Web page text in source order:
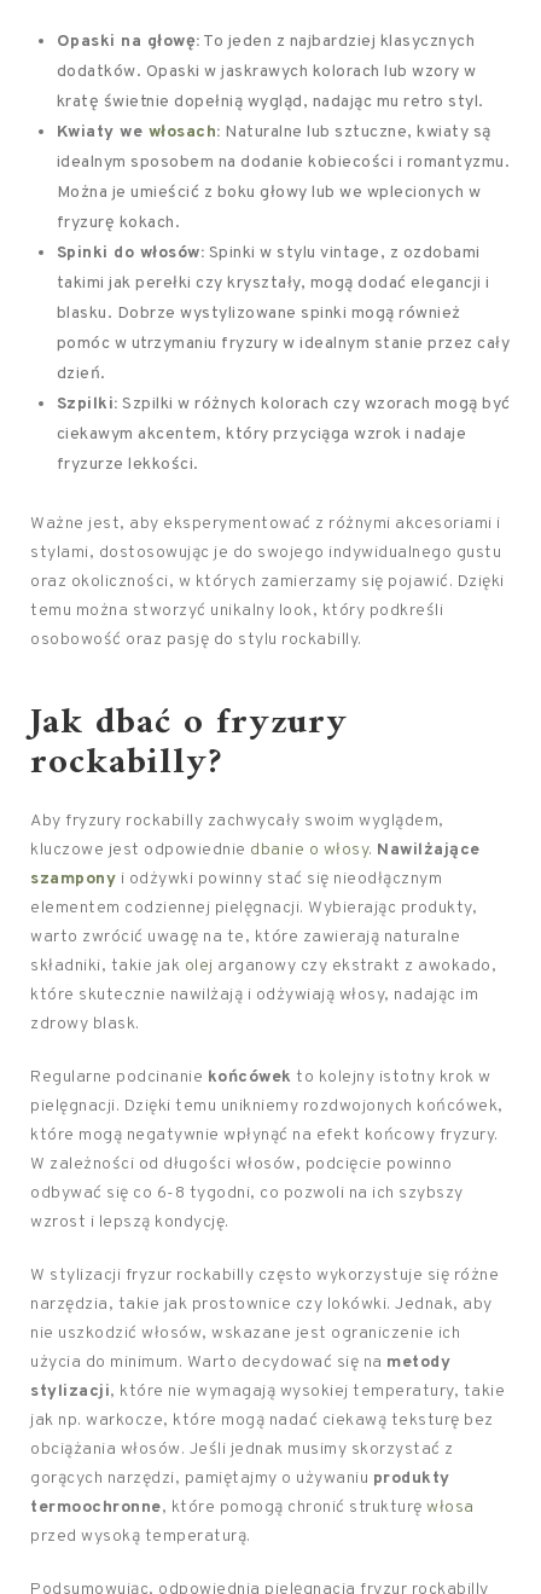
Opaski na głowę: To jeden z najbardziej klasycznych
dodatków. Opaski w jaskrawych kolorach lub wzory w
kratę świetnie dopełnią wygląd, nadając mu retro styl.
Kwiaty we włosach: Naturalne lub sztuczne, kwiaty są
idealnym sposobem na dodanie kobiecości i romantyzmu.
Można je umieścić z boku głowy lub we wplecionych w
fryzurę kokach.
Spinki do włosów: Spinki w stylu vintage, z ozdobami
takimi jak perełki czy kryształy, mogą dodać elegancji i
blasku. Dobrze wystylizowane spinki mogą również
pomóc w utrzymaniu fryzury w idealnym stanie przez cały
dzień.
Szpilki: Szpilki w różnych kolorach czy wzorach mogą być
ciekawym akcentem, który przyciąga wzrok i nadaje
fryzurze lekkości.
Ważne jest, aby eksperymentować z różnymi akcesoriami i
stylami, dostosowując je do swojego indywidualnego gustu
oraz okoliczności, w których zamierzamy się pojawić. Dzięki
temu można stworzyć unikalny look, który podkreśli
osobowość oraz pasję do stylu rockabilly.
Jak dbać o fryzury
rockabilly?
Aby fryzury rockabilly zachwycały swoim wyglądem,
kluczowe jest odpowiednie dbanie o włosy. Nawilżające
szampony i odżywki powinny stać się nieodłącznym
elementem codziennej pielęgnacji. Wybierając produkty,
warto zwrócić uwagę na te, które zawierają naturalne
składniki, takie jak olej arganowy czy ekstrakt z awokado,
które skutecznie nawilżają i odżywiają włosy, nadając im
zdrowy blask.
Regularne podcinanie końcówek to kolejny istotny krok w
pielęgnacji. Dzięki temu unikniemy rozdwojonych końcówek,
które mogą negatywnie wpłynąć na efekt końcowy fryzury.
W zależności od długości włosów, podcięcie powinno
odbywać się co 6-8 tygodni, co pozwoli na ich szybszy
wzrost i lepszą kondycję.
W stylizacji fryzur rockabilly często wykorzystuje się różne
narzędzia, takie jak prostownice czy lokówki. Jednak, aby
nie uszkodzić włosów, wskazane jest ograniczenie ich
użycia do minimum. Warto decydować się na metody
stylizacji, które nie wymagają wysokiej temperatury, takie
jak np. warkocze, które mogą nadać ciekawą teksturę bez
obciążania włosów. Jeśli jednak musimy skorzystać z
gorących narzędzi, pamiętajmy o używaniu produkty
termoochronne, które pomogą chronić strukturę włosa
przed wysoką temperaturą.